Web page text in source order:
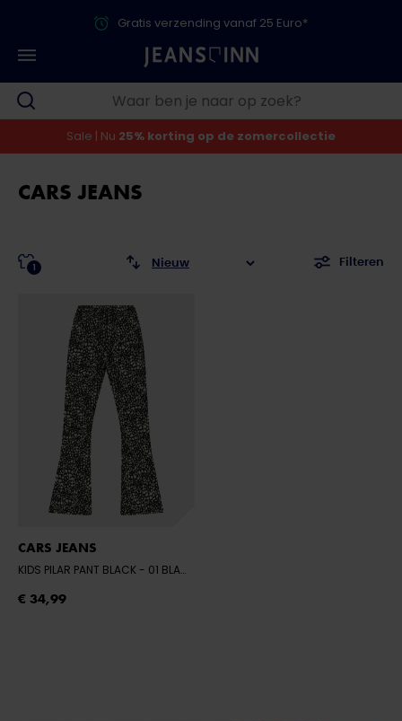
Gratis verzending vanaf 25 Euro*
Sale | Nu 25% korting op de zomercollectie
CARS JEANS
Filteren
1
CARS JEANS
KIDS PILAR PANT BLACK - 01 BLACK
€ 34,99